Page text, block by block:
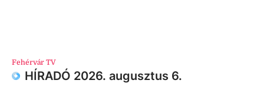
Fehérvár TV
HÍRADÓ 2026. augusztus 6.